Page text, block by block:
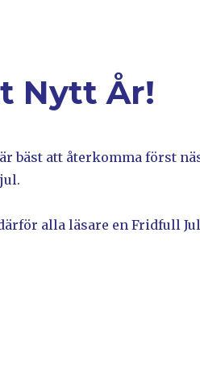
Nytt År!
bäst att återkomma först
alla läsare en Fridfull